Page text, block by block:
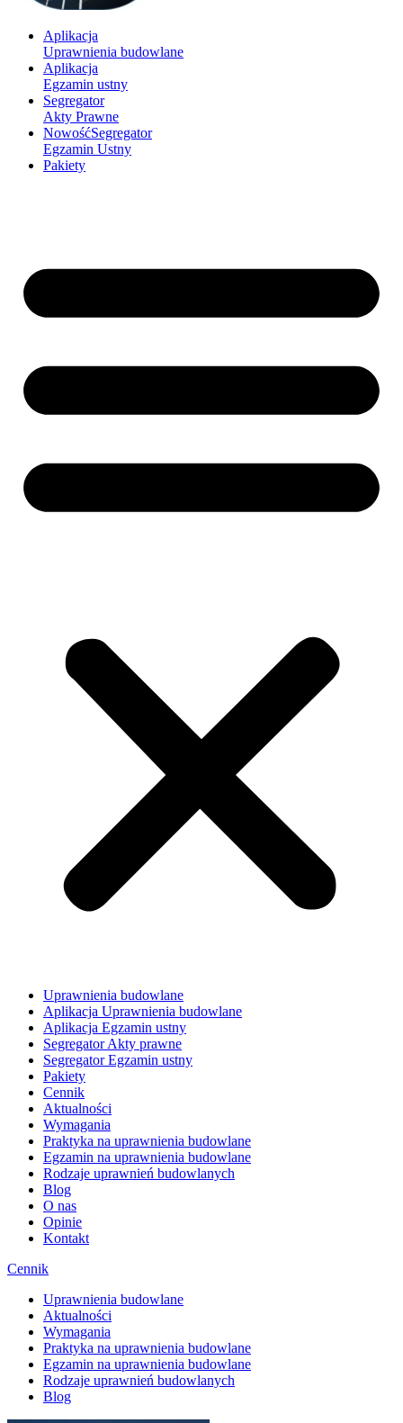
Aplikacja
Uprawnienia budowlane
Aplikacja
Egzamin ustny
Segregator
Akty Prawne
NowośćSegregator
Egzamin Ustny
Pakiety
Uprawnienia budowlane
Aplikacja Uprawnienia budowlane
Aplikacja Egzamin ustny
Segregator Akty prawne
Segregator Egzamin ustny
Pakiety
Cennik
Aktualności
Wymagania
Praktyka na uprawnienia budowlane
Egzamin na uprawnienia budowlane
Rodzaje uprawnień budowlanych
Blog
O nas
Opinie
Kontakt
Cennik
Uprawnienia budowlane
Aktualności
Wymagania
Praktyka na uprawnienia budowlane
Egzamin na uprawnienia budowlane
Rodzaje uprawnień budowlanych
Blog